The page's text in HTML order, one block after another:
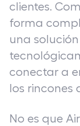
clientes.
forma
una
conectar a
los rincones
No es que